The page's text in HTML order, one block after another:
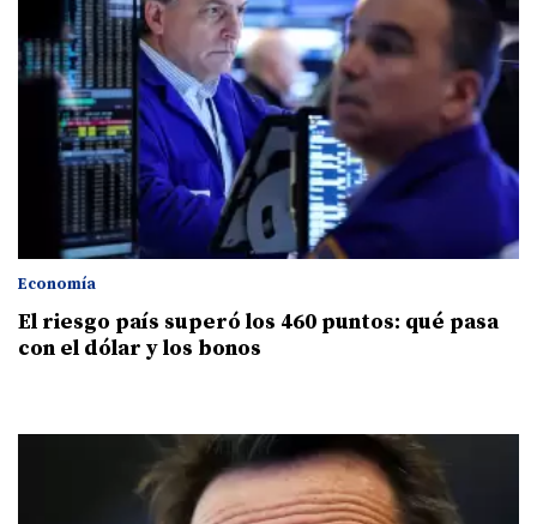
Economía
El riesgo país superó los 460 puntos: qué pasa
con el dólar y los bonos